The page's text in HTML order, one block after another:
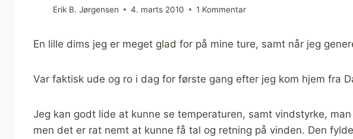
Erik B. Jørgensen 4. marts 2010 1 Kommentar
En lille dims jeg er meget glad for på mine ture, samt når jeg
Var faktisk ude og ro i dag for første gang efter jeg kom hjem fra
Jeg kan godt lide at kunne se temperaturen, samt vindstyrke,
men det er rat nemt at kunne få tal og retning på vinden. Den